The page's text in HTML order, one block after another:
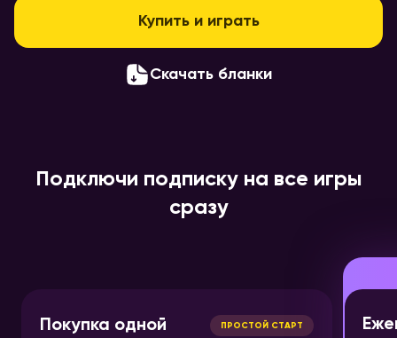
Купить и играть
Скачать бланки
Подключи подписку на все игры
сразу
Покупка одной
ПРОСТОЙ СТАРТ